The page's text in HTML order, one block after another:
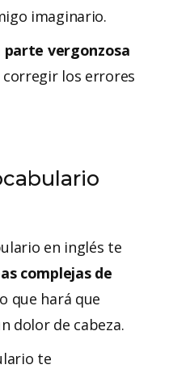
imaginario.
parte vergonzosa
corregir los errores
en inglés te
complejas de
que hará que
dolor de cabeza.
te